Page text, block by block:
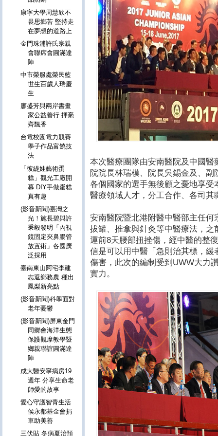
本次醫療團隊由安南醫院及中國
院院長林瑞模、院長吳錫金及、
各個國家的選手無後顧之憂地享
醫療領域人才，分工合作、各司
安南醫院暨北港附醫中醫部主任
拔罐、推拿與針灸等中醫療法，
運前8天腰部扭挫傷，經中醫的整
信是可以用中醫「急則治其標，
傷害，此次的編制受到UWW大力
實力。
康寧大學周慧欣不
畏思鄉苦 堅持走
在夢想的道路上
金門珠浦許氏宗親
會聯席會圓滿達
陣
中市榮服處榮民藍
世生百歲人瑞慶
生
廖盛芳與兩岸書畫
家公益善行 揮毫
齊飄香
台電校園電力競賽
學子作品富饒技
法
「彼緹娃藝術蛋
糕」觀光工廠開
幕 DIY手做蛋糕
真有趣
(影音新聞)臺灣之
光！施長碧與許
秉毅發明「內視
鏡固定夾鼻腸管
放置術」各國廣
泛採用
臺南東山阿宅李建
志返鄉務農 種出
鳳梨新亮點
(影音新聞)科學面對
老年憂鬱
(影音新聞)屏東金門
同鄉會海洋生態
保護觀摩教學暨
鄉親聯誼圓滿達
陣
成大醫安寧病房19
週年 分享生命老
師愛的故事
愛心守護智青生活
侯永都基金會捐
車助美善
三伏貼 冬病夏治預